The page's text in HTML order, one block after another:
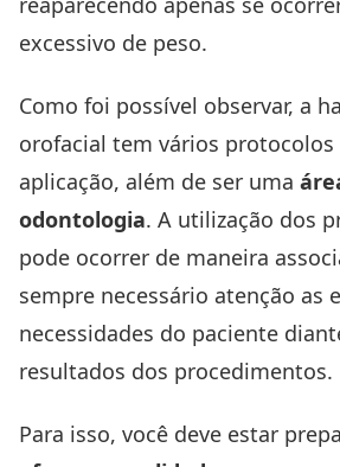
excessivo de peso.
Como foi possível observar, a
orofacial tem vários protocolos
aplicação, além de ser uma
odontologia. A utilização dos
pode ocorrer de maneira
sempre necessário atenção as
necessidades do paciente
resultados dos procedimentos.
Para isso, você deve estar